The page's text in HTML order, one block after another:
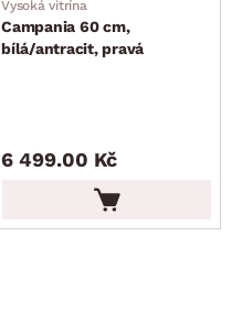
Vysoká vitrína
Campania 60 cm,
bílá/antracit, pravá
6 499.00 Kč